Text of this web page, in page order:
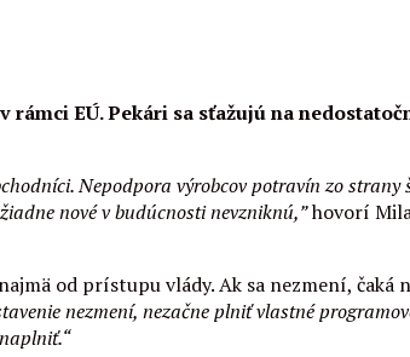
EÚ. Pekári sa sťažujú na
Nepodpora výrobcov potravín zo
nové v budúcnosti nevzniknú,”hovorí
od prístupu vlády. Ak sa nezmení, čaká
nezmení, nezačne plniť vlastné